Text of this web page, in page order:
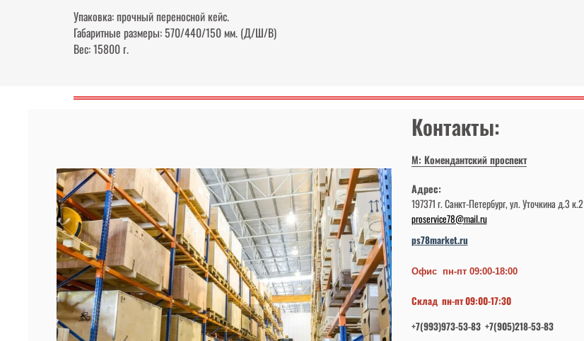
Упаковка: прочный переносной кейс.
Габаритные размеры: 570/440/150 мм. (Д/Ш/В)
Вес: 15800 г.
Контакты:
М: Комендантский проспект
Адрес:
197371 г. Санкт-Петербург, ул. Уточкина д.3 к.2
proservice78@mail.ru
ps78market.ru
Офис пн-пт 09:00-18:00
Склад пн-пт 09:00-17:30
+7(993)973-53-83 +7(905)218-53-83